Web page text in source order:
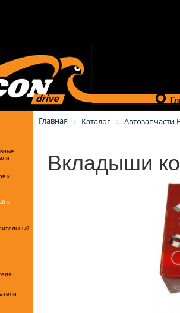
и
и
Главная Каталог Автозапчасти
Вкладыши